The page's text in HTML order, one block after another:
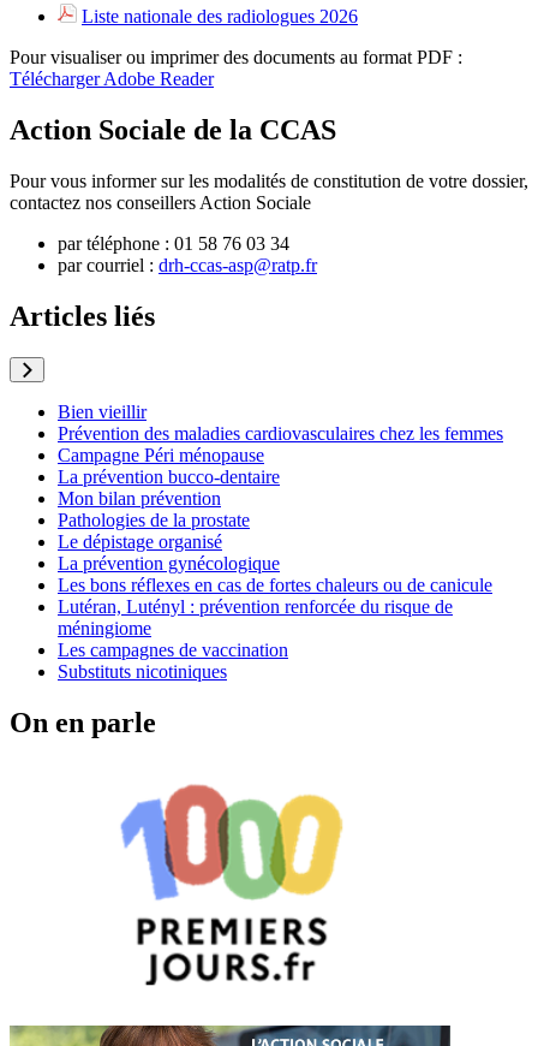
Liste nationale des radiologues 2026
Pour visualiser ou imprimer des documents au format PDF :
Télécharger Adobe Reader
Action Sociale de la CCAS
Pour vous informer sur les modalités de constitution de votre dossier,
contactez nos conseillers Action Sociale
par téléphone : 01 58 76 03 34
par courriel : drh-ccas-asp@ratp.fr
Articles liés
Bien vieillir
Prévention des maladies cardiovasculaires chez les femmes
Campagne Péri ménopause
La prévention bucco-dentaire
Mon bilan prévention
Pathologies de la prostate
Le dépistage organisé
La prévention gynécologique
Les bons réflexes en cas de fortes chaleurs ou de canicule
Lutéran, Lutényl : prévention renforcée du risque de
méningiome
Les campagnes de vaccination
Substituts nicotiniques
On en parle